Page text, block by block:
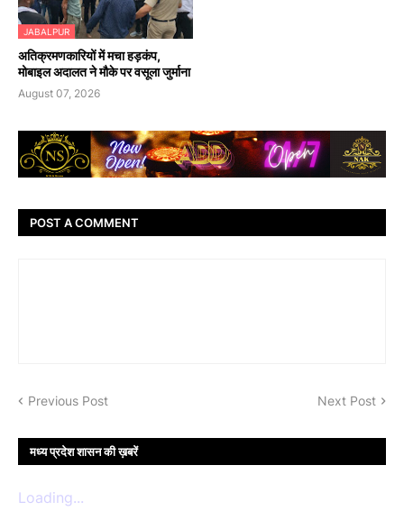
JABALPUR
अतिक्रमणकारियों में मचा हड़कंप,
मोबाइल अदालत ने मौके पर वसूला जुर्माना
August 07, 2026
POST A COMMENT
Previous Post Next Post
मध्य प्रदेश शासन की ख़बरें
Loading...